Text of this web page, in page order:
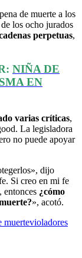
de muerte a los
los ocho jurados
perpetuas,
NIÑA DE
EN
varias críticas,
La legisladora
no puede apoyar
dijo
Si creo en mi fe
entonces ¿cómo
», acotó.
muertevioladores